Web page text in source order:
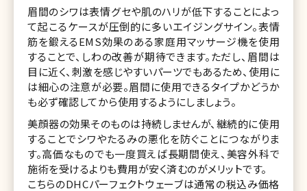
眉間のシワは表情グセや肌のハリが低下することによっ
て起こるケースが圧倒的に多いエイジングサイン。表情
筋を鍛えるEMS効果のある家庭用マッサージ機を使用
することで、しわの改善が期待できます。ただし、眉間は
目に近く、刺激を感じやすいパーツでもあるため、使用に
は細心の注意が必要。眉間に使用できるタイプかどうか
も必ず確認してから使用するようにしましょう。
美顔器の効果そのものは持続しませんが、継続的に使用
することでシワやたるみの悪化を防ぐことにつながりま
す。高価なものでも一度買えば長期間使え、美容外科で
施術を受けるよりも費用が安く済むのがメリットです。
こちらのDHCパーフェクトウェーブは通常の税込み価格